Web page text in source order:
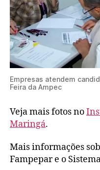
Empresas atendem
Feira da Ampec
Veja mais fotos no
Maringá.
Mais informações
Fampepar e o